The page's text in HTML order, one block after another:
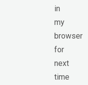
in
my
browser
for
next
time